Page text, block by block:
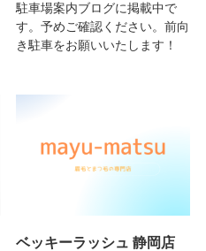
駐車場案内ブログに掲載中で
す。予めご確認ください。前向
き駐車をお願いいたします！
ベッキーラッシュ 静岡店